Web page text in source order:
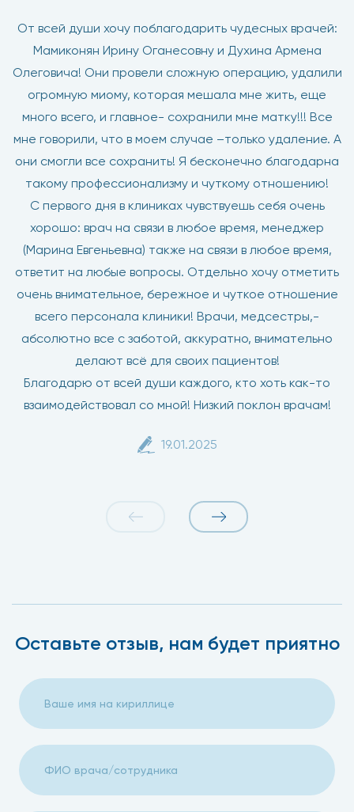
От всей души хочу поблагодарить чудесных врачей:
Мамиконян Ирину Оганесовну и Духина Армена
Олеговича! Они провели сложную операцию, удалили
огромную миому, которая мешала мне жить, еще
много всего, и главное- сохранили мне матку!!! Все
мне говорили, что в моем случае –только удаление. А
они смогли все сохранить! Я бесконечно благодарна
такому профессионализму и чуткому отношению!
С первого дня в клиниках чувствуешь себя очень
хорошо: врач на связи в любое время, менеджер
(Марина Евгеньевна) также на связи в любое время,
ответит на любые вопросы. Отдельно хочу отметить
очень внимательное, бережное и чуткое отношение
всего персонала клиники! Врачи, медсестры,-
абсолютно все с заботой, аккуратно, внимательно
делают всё для своих пациентов!
Благодарю от всей души каждого, кто хоть как-то
взаимодействовал со мной! Низкий поклон врачам!
19.01.2025
Оставьте отзыв, нам будет приятно